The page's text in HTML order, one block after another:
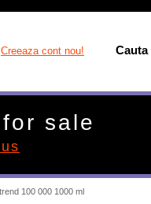
100 000 1000 ml
Creeaza cont nou! Cauta
sale